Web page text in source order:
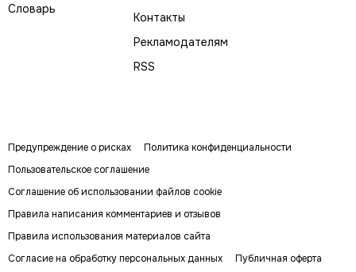
Словарь
Контакты
Рекламодателям
RSS
Предупреждение о рисках
Политика конфиденциальности
Пользовательское соглашение
Соглашение об использовании файлов cookie
Правила написания комментариев и отзывов
Правила использования материалов сайта
Согласие на обработку персональных данных
Публичная оферта